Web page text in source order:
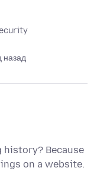
назад
Because
on a website.